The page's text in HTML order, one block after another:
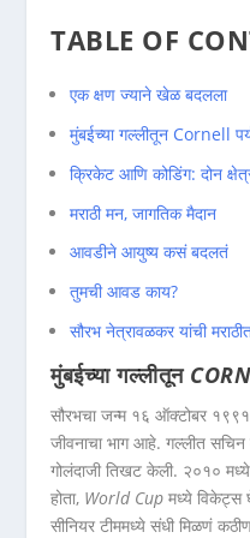
TABLE OF
एक क्षण ज्याने खेळ बदलला
मुंबईच्या गल्लीतून Cornell
क्रिकेट आणि कोडिंग: दोन
मराठी मन, जागतिक मैदान
आवडीने आयुष्य कसं बदलतं
तुमची आवड काय?
सौरभ नेत्रावळकर यांची
मुंबईच्या गल्लीतून
सौरभचा जन्म १६ ऑक्टोबर
जीवनाचा भाग आहे. गल्लीत
गोलंदाजी तिखट केली. २०१०
होता, World Cup मध्ये विकेट्स
सीनियर टीममध्ये संधी मिळणं